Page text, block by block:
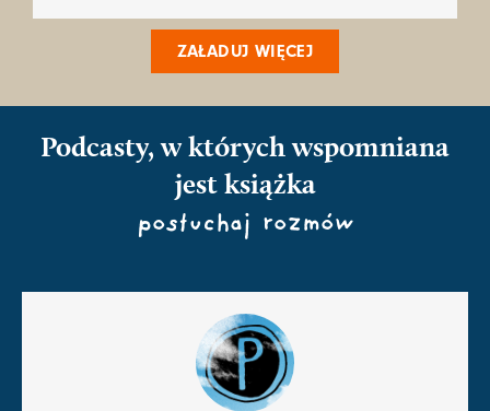
ZAŁADUJ WIĘCEJ
Podcasty, w których wspomniana
jest książka
posłuchaj rozmów